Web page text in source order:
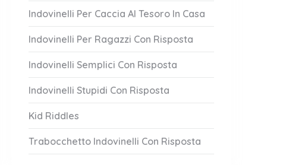
Indovinelli Per Caccia Al Tesoro In Casa
Indovinelli Per Ragazzi Con Risposta
Indovinelli Semplici Con Risposta
Indovinelli Stupidi Con Risposta
Kid Riddles
Trabocchetto Indovinelli Con Risposta